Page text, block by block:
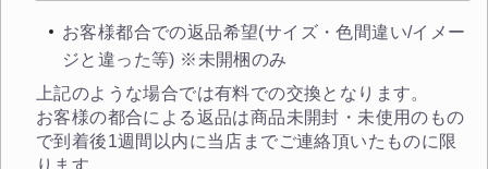
お客様都合での返品希望(サイズ・色間違い/イメー
ジと違った等) ※未開梱のみ
上記のような場合では有料での交換となります。
お客様の都合による返品は商品未開封・未使用のもの
で到着後1週間以内に当店までご連絡頂いたものに限
ります。
カートに追加しました。